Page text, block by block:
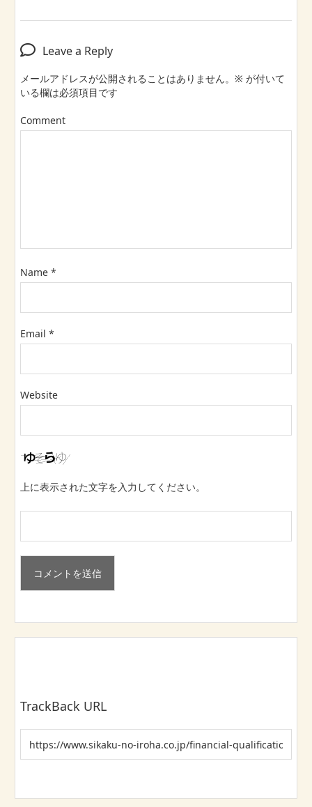
Leave a Reply
メールアドレスが公開されることはありません。 ※ が付いて
いる欄は必須項目です
Comment
Name *
Email *
Website
上に表示された文字を入力してください。
TrackBack URL